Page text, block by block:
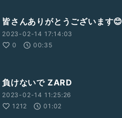
皆さんありがとうございます😊
2023-02-14 17:14:03
0
00:35
負けないで ZARD
2023-02-14 11:25:26
1212
01:02